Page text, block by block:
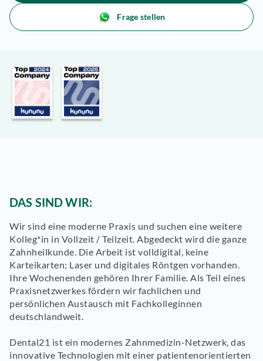
Frage stellen
DAS SIND WIR:
Wir sind eine moderne Praxis und suchen eine weitere
Kolleg*in in Vollzeit / Teilzeit. Abgedeckt wird die ganze
Zahnheilkunde. Die Arbeit ist volldigital, keine
Karteikarten; Laser und digitales Röntgen vorhanden.
Ihre Wochenenden gehören Ihrer Familie. Als Teil eines
Praxisnetzwerkes fördern wir fachlichen und
persönlichen Austausch mit Fachkolleginnen
deutschlandweit.
Dental21 ist ein modernes Zahnmedizin-Netzwerk, das
innovative Technologien mit einer patientenorientierten